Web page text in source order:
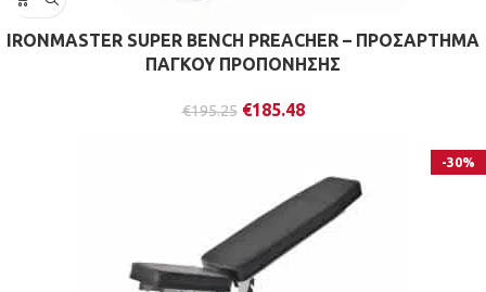
IRONMASTER SUPER BENCH PREACHER – ΠΡΟΣΑΡΤΗΜΑ
ΠΑΓΚΟΥ ΠΡΟΠΟΝΗΣΗΣ
€195.25 €185.48
-30%